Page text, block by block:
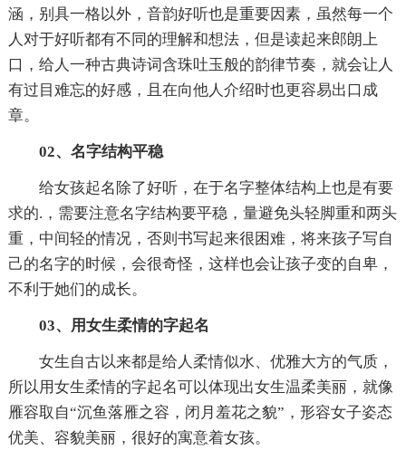
涵，别具一格以外，音韵好听也是重要因素，虽然每一个
人对于好听都有不同的理解和想法，但是读起来郎朗上
口，给人一种古典诗词含珠吐玉般的韵律节奏，就会让人
有过目难忘的好感，且在向他人介绍时也更容易出口成
章。
02、名字结构平稳
给女孩起名除了好听，在于名字整体结构上也是有要
求的.，需要注意名字结构要平稳，量避免头轻脚重和两头
重，中间轻的情况，否则书写起来很困难，将来孩子写自
己的名字的时候，会很奇怪，这样也会让孩子变的自卑，
不利于她们的成长。
03、用女生柔情的字起名
女生自古以来都是给人柔情似水、优雅大方的气质，
所以用女生柔情的字起名可以体现出女生温柔美丽，就像
雁容取自“沉鱼落雁之容，闭月羞花之貌”，形容女子姿态
优美、容貌美丽，很好的寓意着女孩。